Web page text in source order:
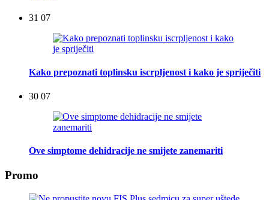
31 07
Kako prepoznati toplinsku iscrpljenost i kako je spriječiti
30 07
Ove simptome dehidracije ne smijete zanemariti
Promo